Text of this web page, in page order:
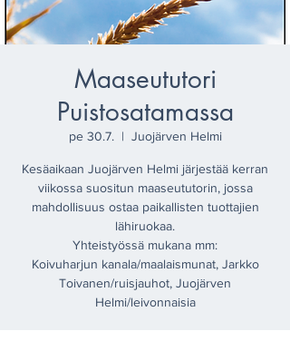
Maaseututori
Puistosatamassa
pe 30.7.
  |
Juojärven Helmi
Kesäaikaan Juojärven Helmi järjestää kerran
viikossa suositun maaseututorin, jossa
mahdollisuus ostaa paikallisten tuottajien
lähiruokaa.
​Yhteistyössä mukana mm:
Koivuharjun kanala/maalaismunat, Jarkko
Toivanen/ruisjauhot, Juojärven
Helmi/leivonnaisia